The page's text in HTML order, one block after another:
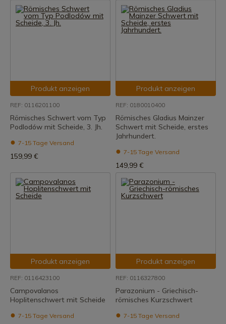
Produkt anzeigen
REF: 0116201100
Römisches Schwert vom Typ
Podlodów mit Scheide, 3. Jh.
7-15 Tage Versand
159,99 €
Produkt anzeigen
REF: 0180010400
Römisches Gladius Mainzer
Schwert mit Scheide, erstes
Jahrhundert.
7-15 Tage Versand
149,99 €
Produkt anzeigen
REF: 0116423100
Campovalanos
Hoplitenschwert mit Scheide
7-15 Tage Versand
Produkt anzeigen
REF: 0116327800
Parazonium - Griechisch-
römisches Kurzschwert
7-15 Tage Versand